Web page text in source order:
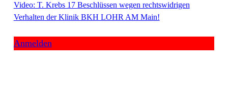
Video: T. Krebs 17 Beschlüssen wegen rechtswidrigen
Verhalten der Klinik BKH LOHR AM Main!
Anmelden